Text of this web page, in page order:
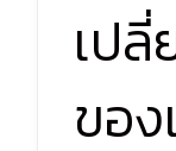
เป
ขอ